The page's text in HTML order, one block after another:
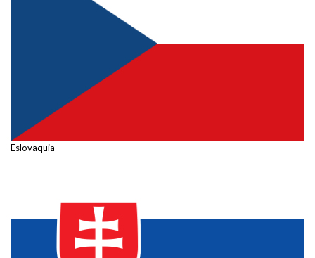
Eslovaquia